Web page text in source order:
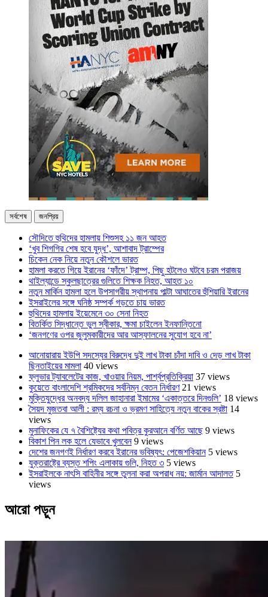
সর্বশেষ জনপ্রিয়
সৌদিতে হুথিদের হামলায় শিশুসহ ১১ জন আহত
‘খুব শিগগির শেষ হবে যুদ্ধ’, আশাবাদ ট্রাম্পের
চিকেন নেক নিয়ে নতুন কৌশলে ভারত
হামলা করতে গিয়ে ইরানের ‘ফাঁদে’ ট্রাম্প, পিছু হটলেও ঘটবে চরম পরাজয়
থাইল্যান্ডে স্কুলছাত্রের গুলিতে শিক্ষক নিহত, আহত ১০
নতুন মার্কিন হামলা হলে উপসাগরীয় স্থাপনায় পাল্টা আঘাতের হুঁশিয়ারি ইরানের
ইসরাইলের সঙ্গে ঘনিষ্ঠ সম্পর্ক গড়তে চায় ভারত
হুথিদের হামলায় ইয়েমেনে ৩০ সেনা নিহত
বিতর্কিত সিদ্ধান্তে ভুল স্বীকার, ক্ষমা চাইলেন ইনফান্তিনো
‘জনগণের ওপর জুলুমকারীদের আর আস্ফালনের সুযোগ হবে না’
আনোয়ারায় ইউপি সদস্যের বিরুদ্ধে দুই লাখ টাকা চাঁদা দাবি ও দেড় লাখ টাকা
ছিনতাইয়ের মামলা 40 views
ফ্লুভার ট্যাবলেটের কাজ, খাওয়ার নিয়ম, পার্শ্বপ্রতিক্রিয়া 37 views
কুয়েতে বাংলাদেশি শ্রমিকদের সর্বনিম্ন বেতন নির্ধারণ 21 views
মুক্তিযুদ্ধের অনবদ্য দলিল জাহানারা ইমামের ‘একাত্তরে দিনগুলি’ 18 views
সৈয়দ মুজতবা আলী : রম্য রচনা ও ভ্রমণ সাহিত্যে নতুন বাকের স্রষ্টা 14
views
মুনাফিকের যে ৭ বৈশিষ্ট্যের কথা পবিত্র কুরআনে বর্ণিত আছে 9 views
বিকাশ পিন লক হলে যেভাবে খুলবেন 9 views
দেশের জনগণই নির্ধারণ করবে ইরানের ভবিষ্যৎ: পেজেশকিয়ান 5 views
যুক্তরাষ্ট্রে ব্যস্ত শপিং এলাকায় গুলি, নিহত ৩ 5 views
ইসরাইলকে নাৎসি বাহিনীর সঙ্গে তুলনা করা অপরাধ নয়: জার্মান আদালত 5
views
আরো পড়ুন